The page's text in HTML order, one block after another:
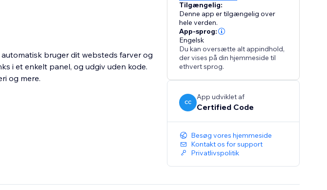
bruger dit websteds farver og
i et enkelt panel, og udgiv uden kode.
og mere.
Tilgængelig:
Denne app er tilgængelig over
hele verden.
App-sprog:
Engelsk
Du kan oversætte alt appindhold,
der vises på din hjemmeside til
ethvert sprog.
CC
App udviklet af
Certified Code
Besøg vores hjemmeside
Kontakt os for support
Privatlivspolitik